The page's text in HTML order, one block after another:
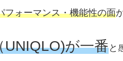
フォーマンス・機能性の面
が一番と